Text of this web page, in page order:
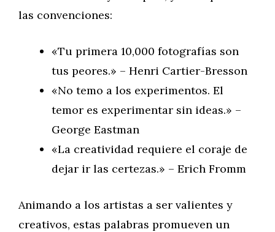
las convenciones:
«Tu primera 10,000 fotografías son
tus peores.» – Henri Cartier-Bresson
«No temo a los experimentos. El
temor es experimentar sin ideas.» –
George Eastman
«La creatividad requiere el coraje de
dejar ir las certezas.» – Erich Fromm
Animando a los artistas a ser valientes y
creativos, estas palabras promueven un